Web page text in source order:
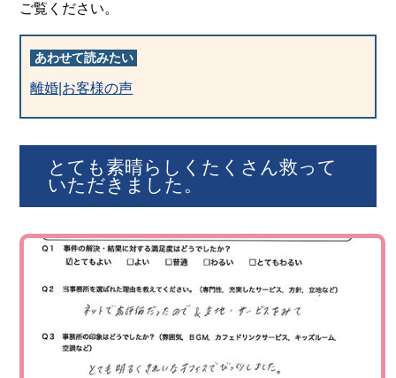
ご覧ください。
あわせて読みたい
離婚|お客様の声
とても素晴らしくたくさん救って
いただきました。